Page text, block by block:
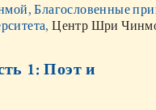
Благословенные
Центр Шри
1: Поэт и